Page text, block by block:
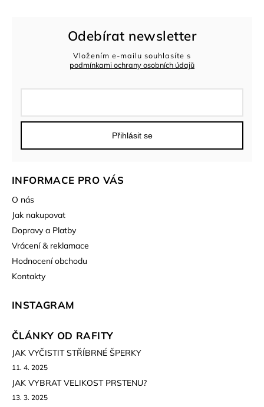
INFORMACE PRO VÁS
O nás
Jak nakupovat
Dopravy a Platby
Vrácení & reklamace
Hodnocení obchodu
Kontakty
Odebírat newsletter
Vložením e-mailu souhlasíte s
podmínkami ochrany osobních údajů
Přihlásit se
INSTAGRAM
ČLÁNKY OD RAFITY
JAK VYČISTIT STŘÍBRNÉ ŠPERKY
11. 4. 2025
JAK VYBRAT VELIKOST PRSTENU?
13. 3. 2025